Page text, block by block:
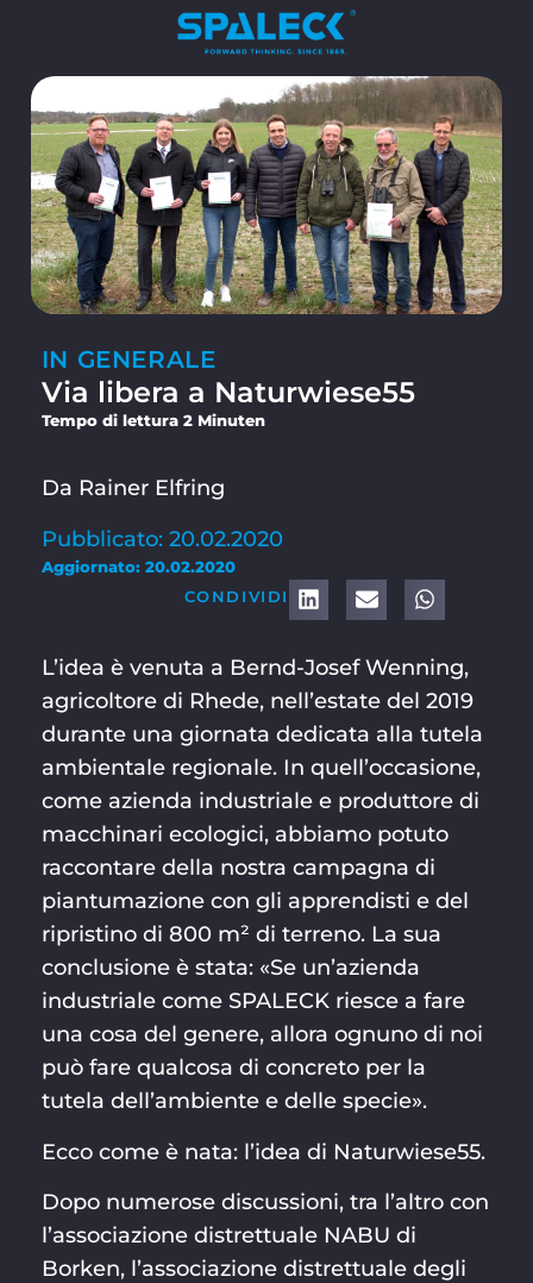
IN GENERALE
Via libera a Naturwiese55
Tempo di lettura 2 Minuten
Da Rainer Elfring
Pubblicato: 20.02.2020
Aggiornato: 20.02.2020
CONDIVIDI
L’idea è venuta a Bernd-Josef Wenning,
agricoltore di Rhede, nell’estate del 2019
durante una giornata dedicata alla tutela
ambientale regionale. In quell’occasione,
come azienda industriale e produttore di
macchinari ecologici, abbiamo potuto
raccontare della nostra campagna di
piantumazione con gli apprendisti e del
ripristino di 800 m² di terreno. La sua
conclusione è stata: «Se un’azienda
industriale come SPALECK riesce a fare
una cosa del genere, allora ognuno di noi
può fare qualcosa di concreto per la
tutela dell’ambiente e delle specie».
Ecco come è nata: l’idea di Naturwiese55.
Dopo numerose discussioni, tra l’altro con
l’associazione distrettuale NABU di
Borken, l’associazione distrettuale degli